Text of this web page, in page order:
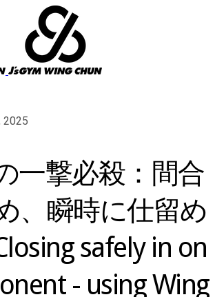
2025
一撃必殺：間合
、瞬時に仕留め
safely in on
- using Wing